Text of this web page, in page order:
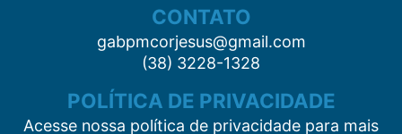
CONTATO
gabpmcorjesus@gmail.com
(38) 3228-1328
POLÍTICA DE PRIVACIDADE
Acesse nossa política de privacidade para mais